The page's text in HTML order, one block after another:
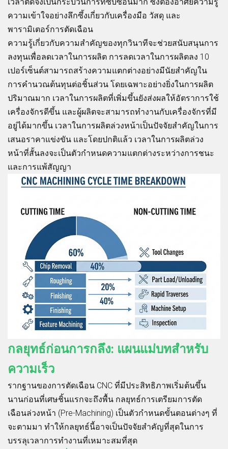
ความเข้าใจอย่างลึกซึ้งเกี่ยวกับเครื่องมือ วัสดุ และ
พารามิเตอร์การตัดเฉือน
ความรู้เกี่ยวกับความสำคัญของทุกวินาทีจะช่วยสนับสนุนการ
ลงทุนเพื่อลดเวลาในการผลิต การลดเวลาในการผลิตลง 10
เปอร์เซ็นต์สามารถสร้างความแตกต่างอย่างมีนัยสำคัญใน
การคำนวณต้นทุนต่อชิ้นส่วน โดยเฉพาะอย่างยิ่งในการผลิต
ปริมาณมาก เวลาในการผลิตที่เพิ่มขึ้นยังส่งผลให้อัตราการใช้
เครื่องจักรดีขึ้น และผู้ผลิตจะสามารถทำงานกับเครื่องจักรที่มี
อยู่ได้มากขึ้น เวลาในการผลิตล่วงหน้าเป็นปัจจัยสำคัญในการ
เสนอราคาแข่งขัน และโดยปกติแล้ว เวลาในการผลิตล่วง
หน้าที่สั้นลงจะเป็นตัวกำหนดความแตกต่างระหว่างการชนะ
และการแพ้สัญญา
กลยุทธ์ก่อนการกลึง: แผนแม่บทสำหรับ
ความเร็ว
รากฐานของการตัดเฉือน CNC ที่มีประสิทธิภาพเริ่มต้นขึ้น
นานก่อนที่เศษชิ้นแรกจะถึงพื้น กลยุทธ์การเตรียมการตัด
เฉือนล่วงหน้า (Pre-Machining) เป็นตัวกำหนดขั้นตอนต่างๆ ที่
จะตามมา ทำให้กลยุทธ์นี้อาจเป็นปัจจัยสำคัญที่สุดในการ
บรรลุเวลาการทำงานที่เหมาะสมที่สุด